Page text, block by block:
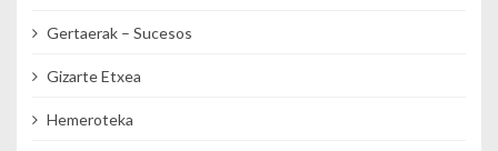
Gertaerak – Sucesos
Gizarte Etxea
Hemeroteka